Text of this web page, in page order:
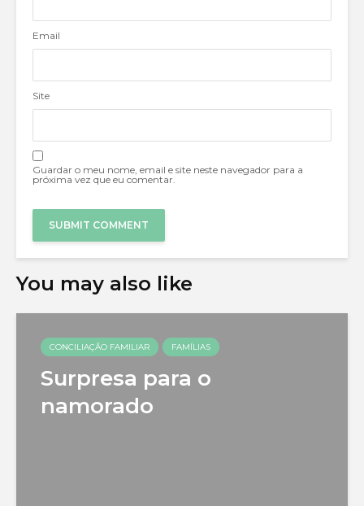
Email
Site
Guardar o meu nome, email e site neste navegador para a
próxima vez que eu comentar.
You may also like
CONCILIAÇÃO FAMILIAR FAMÍLIAS
Surpresa para o
namorado